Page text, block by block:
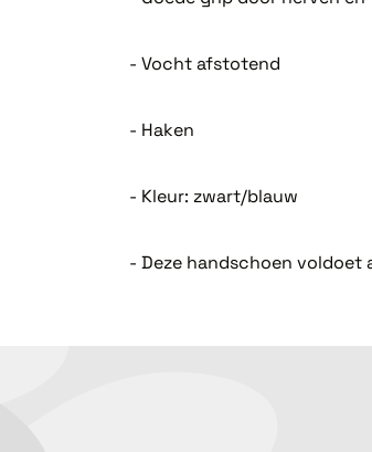
- Vocht afstotend
- Haken
- Kleur: zwart/blauw
- Deze handschoen voldoet